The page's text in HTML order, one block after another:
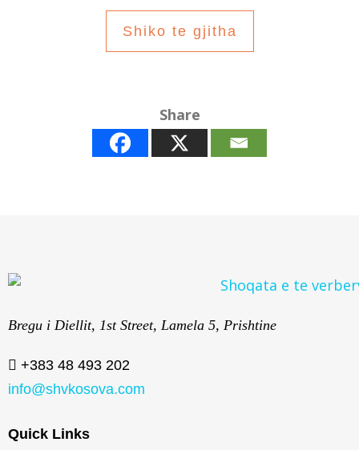
Shiko te gjitha
Share
Bregu i Diellit, 1st Street, Lamela 5, Prishtine
+383 48 493 202
info@shvkosova.com
Quick Links